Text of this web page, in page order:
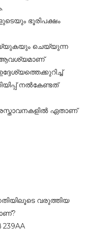
ഭൂരിപക്ഷം
ചെയ്യുന്ന
ആവശ്യമാണ്‌
നല്‍കേണ്ടത്‌
ഏതാണ്‌
വരുത്തിയ